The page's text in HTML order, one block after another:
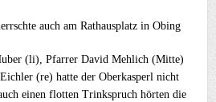
auch am Rathausplatz in Obing
(li), Pfarrer David Mehlich (Mitte)
(re) hatte der Oberkasperl nicht
einen flotten Trinkspruch hörten die